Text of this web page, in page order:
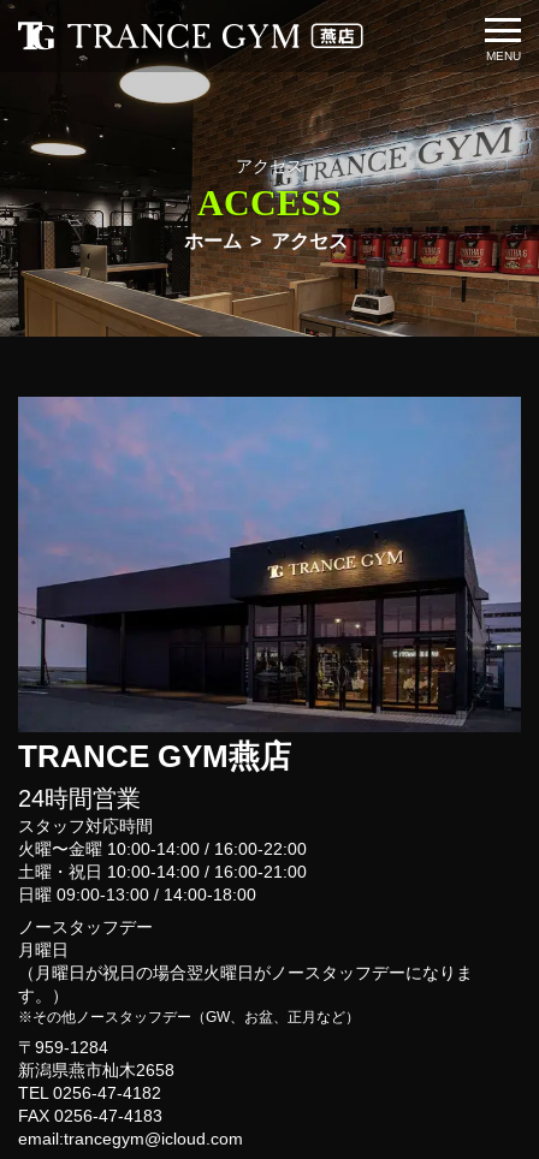
アクセス
ACCESS
ホーム アクセス
TRANCE GYM燕店
24時間営業
スタッフ対応時間
火曜〜金曜 10:00-14:00 / 16:00-22:00
土曜・祝日 10:00-14:00 / 16:00-21:00
日曜 09:00-13:00 / 14:00-18:00
ノースタッフデー
月曜日
（月曜日が祝日の場合翌火曜日がノースタッフデーになりま
す。）
※その他ノースタッフデー（GW、お盆、正月など）
〒959-1284
新潟県燕市杣木2658
TEL 0256-47-4182
FAX 0256-47-4183
email:trancegym@icloud.com